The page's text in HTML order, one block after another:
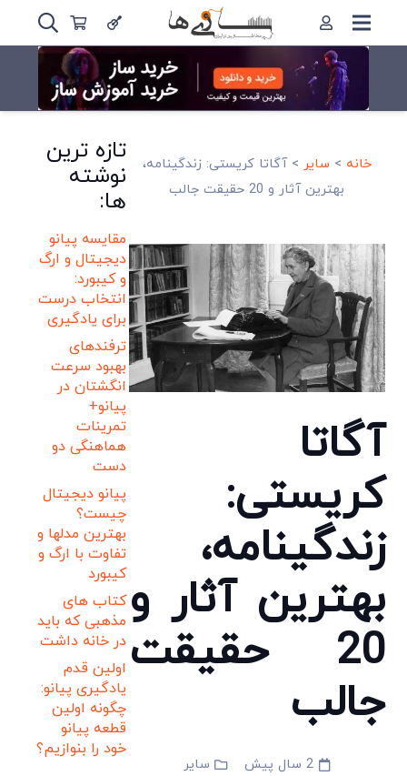
خانه > سایر >آگاتا کریستی: زندگینامه،
بهترین آثار و 20 حقیقت جالب
آگاتا
کریستی:
زندگینامه،
بهترین آثار و
20 حقیقت
جالب
2 سال پیش
سایر
تازه ترین
نوشته
ها:
مقایسه پیانو
دیجیتال و ارگ
و کیبورد:
انتخاب درست
برای یادگیری
ترفندهای
بهبود سرعت
انگشتان در
پیانو+
تمرینات
هماهنگی دو
دست
پیانو دیجیتال
چیست؟
بهترین مدلها و
تفاوت با ارگ و
کیبورد
کتاب های
مذهبی که باید
در خانه داشت
اولین قدم
یادگیری پیانو:
چگونه اولین
قطعه پیانو
خود را بنوازیم؟